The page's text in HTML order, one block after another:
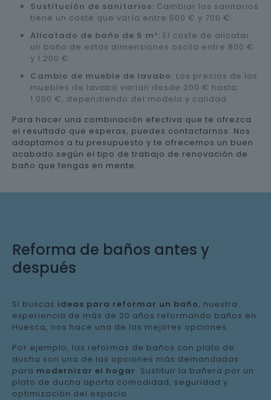
Sustitución de sanitarios: Cambiar los sanitarios
tiene un coste que varía entre 500 € y 700 €.
Alicatado de baño de 5 m²: El coste de alicatar
un baño de estas dimensiones oscila entre 800 €
y 1.200 €.
Cambio de mueble de lavabo: Los precios de los
muebles de lavabo varían desde 200 € hasta
1.000 €, dependiendo del modelo y calidad.
Para hacer una combinación efectiva que te ofrezca
el resultado que esperas, puedes contactarnos. Nos
adaptamos a tu presupuesto y te ofrecemos un buen
acabado según el tipo de trabajo de renovación de
baño que tengas en mente.
Reforma de baños antes y
después
Si buscas ideas para reformar un baño, nuestra
experiencia de más de 20 años reformando baños en
Huesca, nos hace una de las mejores opciones.
Por ejemplo, las reformas de baños con plato de
ducha son una de las opciones más demandadas
para modernizar el hogar. Sustituir la bañera por un
plato de ducha aporta comodidad, seguridad y
optimización del espacio.